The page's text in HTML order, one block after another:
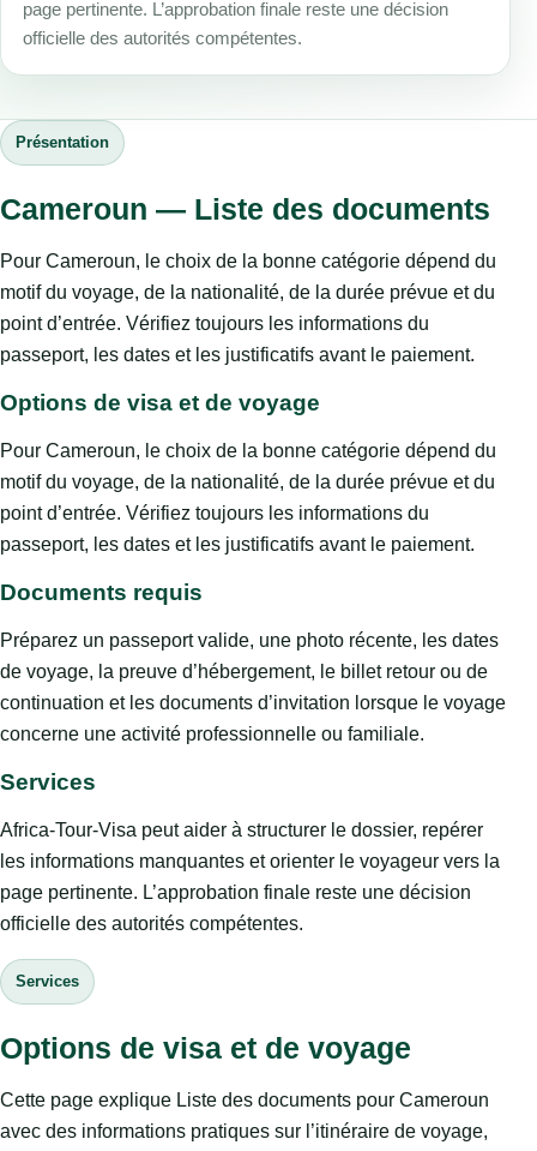
page pertinente. L’approbation finale reste une décision
officielle des autorités compétentes.
Présentation
Cameroun — Liste des documents
Pour Cameroun, le choix de la bonne catégorie dépend du
motif du voyage, de la nationalité, de la durée prévue et du
point d’entrée. Vérifiez toujours les informations du
passeport, les dates et les justificatifs avant le paiement.
Options de visa et de voyage
Pour Cameroun, le choix de la bonne catégorie dépend du
motif du voyage, de la nationalité, de la durée prévue et du
point d’entrée. Vérifiez toujours les informations du
passeport, les dates et les justificatifs avant le paiement.
Documents requis
Préparez un passeport valide, une photo récente, les dates
de voyage, la preuve d’hébergement, le billet retour ou de
continuation et les documents d’invitation lorsque le voyage
concerne une activité professionnelle ou familiale.
Services
Africa-Tour-Visa peut aider à structurer le dossier, repérer
les informations manquantes et orienter le voyageur vers la
page pertinente. L’approbation finale reste une décision
officielle des autorités compétentes.
Services
Options de visa et de voyage
Cette page explique Liste des documents pour Cameroun
avec des informations pratiques sur l’itinéraire de voyage,